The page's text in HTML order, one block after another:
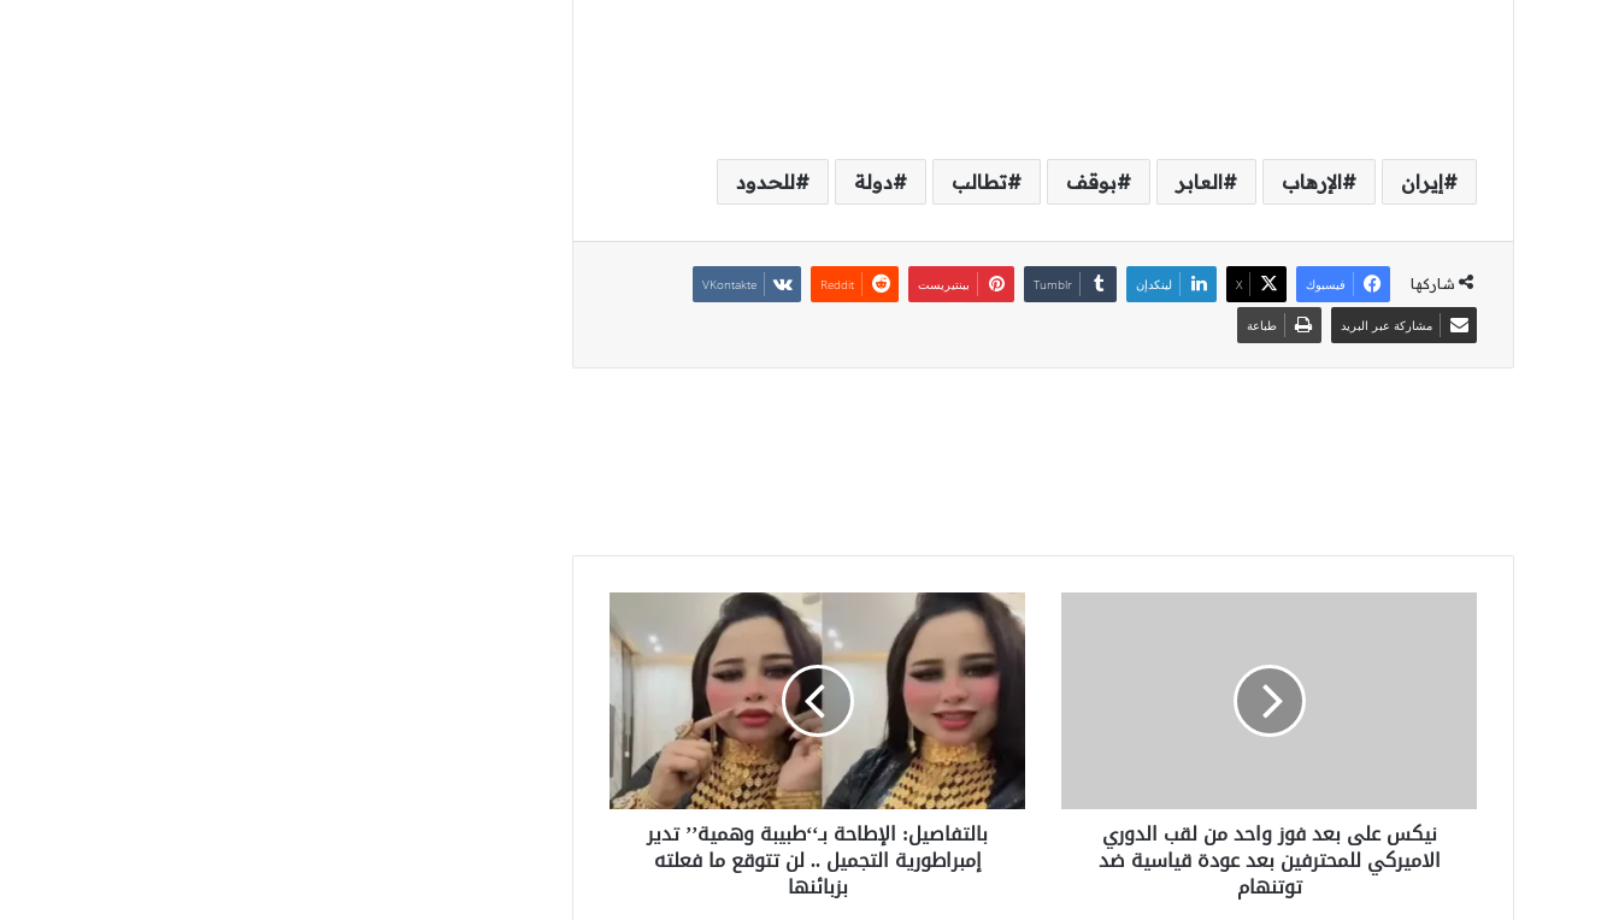
إيران الإرهاب العابر بوقف تطالب دولة للحدود
شاركها فيسبوك ‫X لينكدإن بينتيريست
مشاركة عبر البريد طباعة
الاميركي
للمحترفين
نيكس على بعد فوز واحد من لقب الدوري
الاميركي للمحترفين بعد عودة قياسية ضد
توتنهام
بالتفاصيل:
الإطاحة
بـ‘‘طبيبة
وهمية’’
تدير
إمبراطورية
التجميل
لن
تتوقعبالتفاصيل: الإطاحة بـ‘‘طبيبة وهمية’’ تدير
إمبراطورية التجميل .. لن تتوقع ما فعلته
بزبائنها